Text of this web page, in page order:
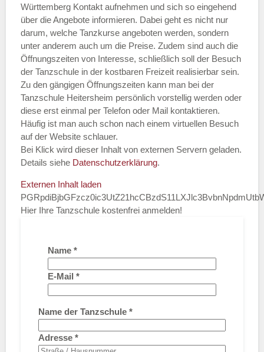
Württemberg Kontakt aufnehmen und sich so eingehend
über die Angebote informieren. Dabei geht es nicht nur
darum, welche Tanzkurse angeboten werden, sondern
unter anderem auch um die Preise. Zudem sind auch die
Öffnungszeiten von Interesse, schließlich soll der Besuch
der Tanzschule in der kostbaren Freizeit realisierbar sein.
Zu den gängigen Öffnungszeiten kann man bei der
Tanzschule Heitersheim persönlich vorstellig werden oder
diese erst einmal per Telefon oder Mail kontaktieren.
Häufig ist man auch schon nach einem virtuellen Besuch
auf der Website schlauer.
Bei Klick wird dieser Inhalt von externen Servern geladen.
Details siehe Datenschutzerklärung.
Externen Inhalt laden
Hier Ihre Tanzschule kostenfrei anmelden!
Name *
E-Mail *
Name der Tanzschule *
Adresse *